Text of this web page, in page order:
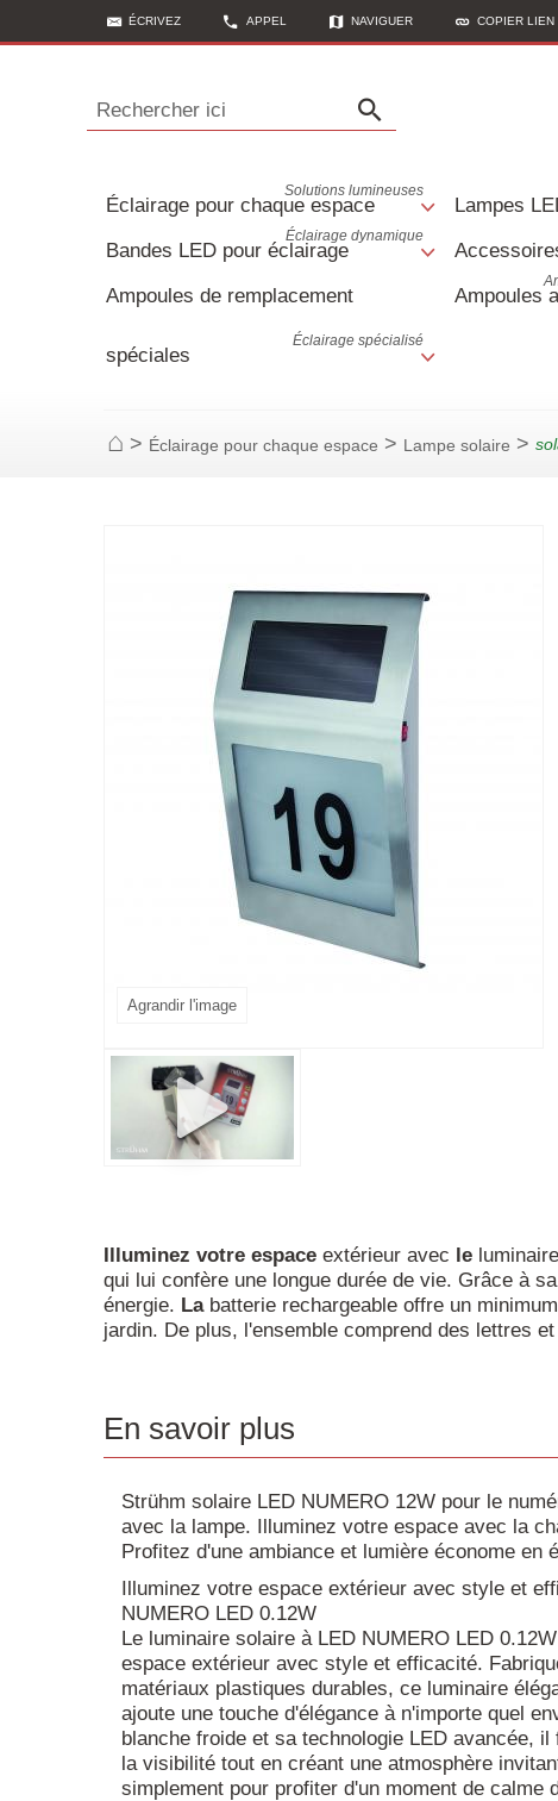
ÉCRIVEZ APPEL NAVIGUER COPIER LIEN
Rechercher ici
Éclairage pour chaque espace
Solutions lumineuses
Lampes
Bandes LED pour éclairage
Éclairage dynamique
Ampoules de remplacement
spéciales
Éclairage spécialisé
Ampoules
Page d'accueil
> Éclairage pour chaque espace > Lampe solaire >
Agrandir l'image
Illuminez votre espace extérieur avec le luminaire
qui lui confère une longue durée de vie. Grâce à
énergie. Labatterie rechargeable offre un
jardin. De plus, l'ensemble comprend des lettres
En savoir plus
Strühm solaire LED NUMERO 12W pour le
avec la lampe. Illuminez votre espace avec la
Profitez d'une ambiance et lumière économe en
Illuminez votre espace extérieur avec style et
NUMERO LED 0.12W
Le luminaire solaire à LED NUMERO LED
espace extérieur avec style et efficacité.
matériaux plastiques durables, ce luminaire
ajoute une touche d'élégance à n'importe quel
blanche froide et sa technologie LED avancée,
la visibilité tout en créant une atmosphère
simplement pour profiter d'un moment de calme